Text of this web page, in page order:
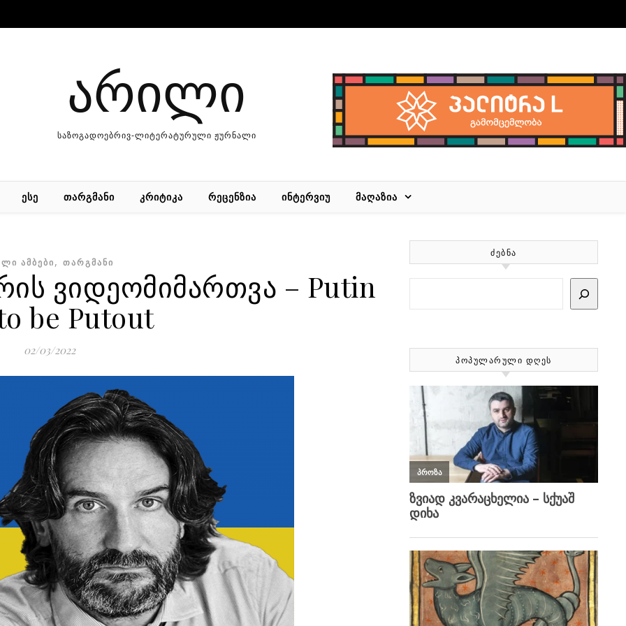
არილი
საზოგადოებრივ-ლიტერატურული ჟურნალი
ᲔᲡᲔ ᲗᲐᲠᲒᲛᲐᲜᲘ ᲙᲠᲘᲢᲘᲙᲐ ᲠᲔᲪᲔᲜᲖᲘᲐ ᲘᲜᲢᲔᲠᲕᲘᲣ ᲛᲐᲦᲐᲖᲘᲐ
ᲐᲛᲑᲔᲑᲘ, ᲗᲐᲠᲒᲛᲐᲜᲘ
ვიდეომიმართვა – Putin
be Putout
02/03/2022
ᲫᲔᲑᲜᲐ
ᲞᲝᲞᲣᲚᲐᲠᲣᲚᲘ ᲓᲦᲔᲡ